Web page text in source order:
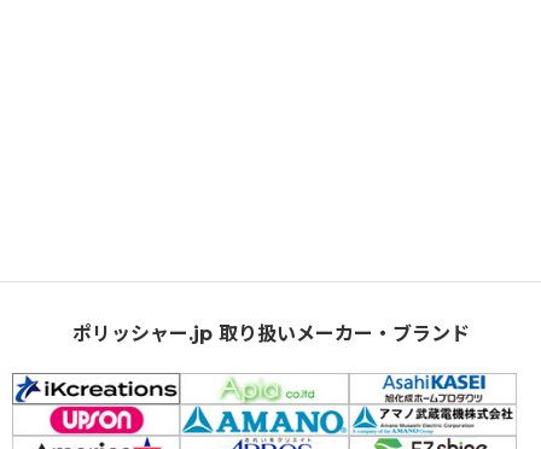
ポリッシャー.jp 取り扱いメーカー・ブランド